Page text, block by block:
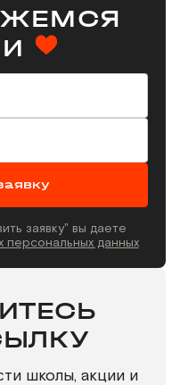
заявку" вы даете
персональных данных
школы, акции и